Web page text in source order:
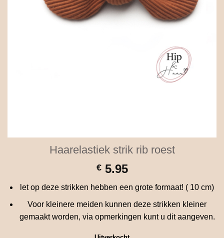
Haarelastiek strik rib roest
€5.95
let op deze strikken hebben een grote formaat! ( 10 cm)
Voor kleinere meiden kunnen deze strikken kleiner
gemaakt worden, via opmerkingen kunt u dit aangeven.